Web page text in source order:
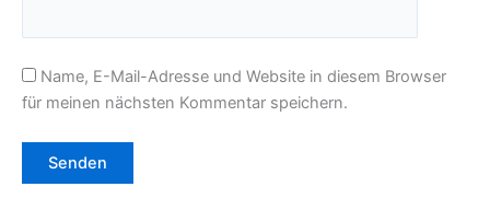
Name, E-Mail-Adresse und Website in diesem Browser
für meinen nächsten Kommentar speichern.